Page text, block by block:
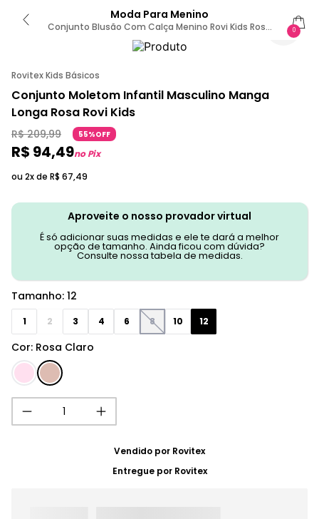
Moda Para Menino
Conjunto Blusão Com Calça Menino Rovi Kids Rosa
12 / Rosa
0
Rovitex Kids Básicos
Conjunto Moletom Infantil Masculino Manga
Longa Rosa Rovi Kids
R$ 209,99 55%OFF
R$ 94,49no Pix
ou 2x de R$ 67,49
Aproveite o nosso provador virtual
É só adicionar suas medidas e ele te dará a melhor
opção de tamanho. Ainda ficou com dúvida?
Consulte nossa tabela de medidas.
Cor: Rosa Claro
Tamanho: 12
1 2 3 4 6 8 10 12
Vendido por Rovitex
Entregue por Rovitex